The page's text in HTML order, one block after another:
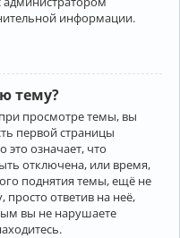
информации.
тему?
просмотре темы, вы
первой страницы
это означает, что
отключена, или время,
поднятия темы, ещё не
ответив на неё,
вы не нарушаете